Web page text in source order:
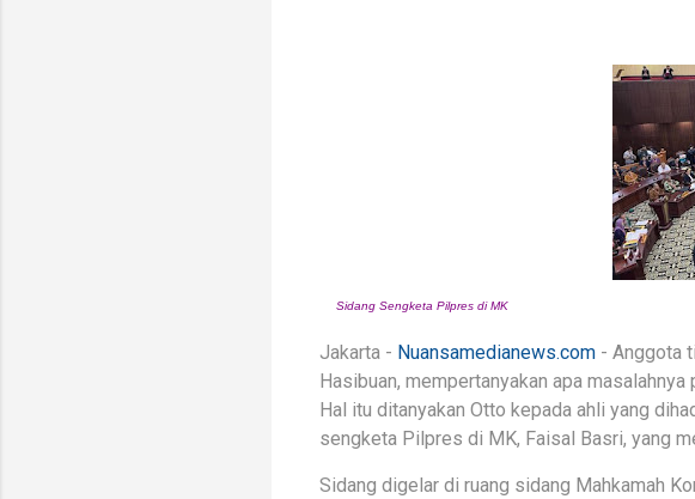
Sidang Sengketa Pilpres di MK
Jakarta - Nuansamedianews.com - Anggota
Hasibuan, mempertanyakan apa
Hal itu ditanyakan Otto kepada ahli yang
sengketa Pilpres di MK, Faisal Basri, yang
Sidang digelar di ruang sidang Mahkamah